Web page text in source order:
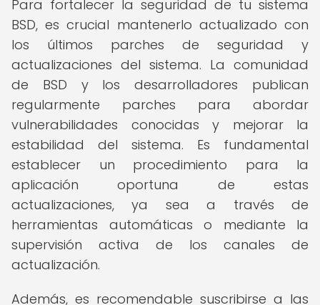
Para fortalecer la seguridad de tu sistema
BSD, es crucial mantenerlo actualizado con
los últimos parches de seguridad y
actualizaciones del sistema. La comunidad
de BSD y los desarrolladores publican
regularmente parches para abordar
vulnerabilidades conocidas y mejorar la
estabilidad del sistema. Es fundamental
establecer un procedimiento para la
aplicación oportuna de estas
actualizaciones, ya sea a través de
herramientas automáticas o mediante la
supervisión activa de los canales de
actualización.
Además, es recomendable suscribirse a las